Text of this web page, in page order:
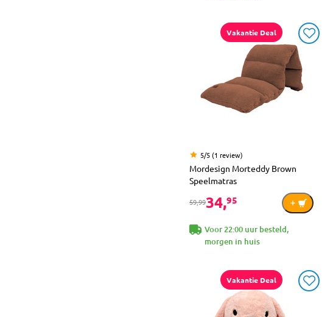
Vakantie Deal
5/5 (1 review)
Mordesign Morteddy Brown
Speelmatras
59,9934,95
Voor 22:00 uur besteld,
morgen in huis
Vakantie Deal